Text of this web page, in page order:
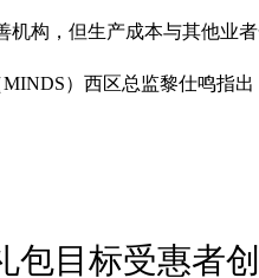
机构，但生产成本与其他业
）西区总监黎仕鸣指
包目标受惠者